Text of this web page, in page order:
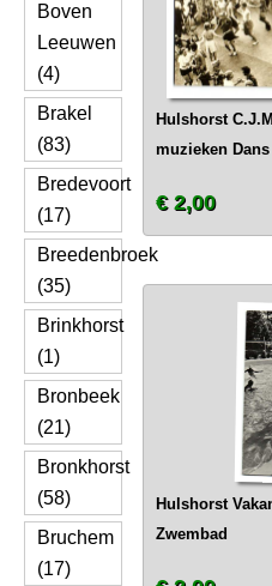
Boven
Leeuwen
(4)
Brakel
(83)
Bredevoort
(17)
Breedenbroek
(35)
Brinkhorst
(1)
Bronbeek
(21)
Bronkhorst
(58)
Bruchem
(17)
Hulshorst
muzieken Dans
€ 2,00
Hulshorst
Zwembad